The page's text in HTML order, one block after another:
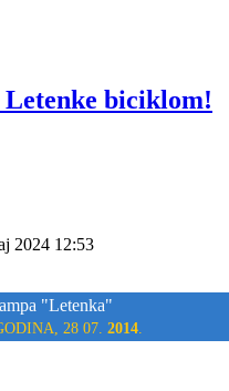
biciklom!
2024 12:53
"Letenka"
28 07. 2014